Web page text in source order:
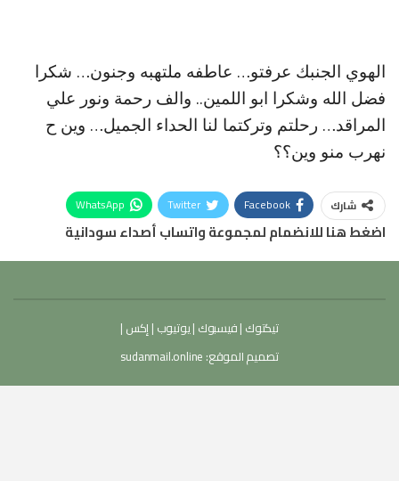
الهوي الجنبك عرفتو… عاطفه ملتهبه وجنون… شكرا
فضل الله وشكرا ابو اللمين.. والف رحمة ونور علي
المراقد… رحلتم وتركتما لنا الحداء الجميل… وين ح
نهرب منو وين؟؟
شارك Facebook
Twitter
WhatsApp
اضغط هنا للانضمام لمجموعة واتساب أصداء سودانية
تيكتوك |فيسبوك |يوتيوب | إكس |
تصميم الموقع: sudanmail.online